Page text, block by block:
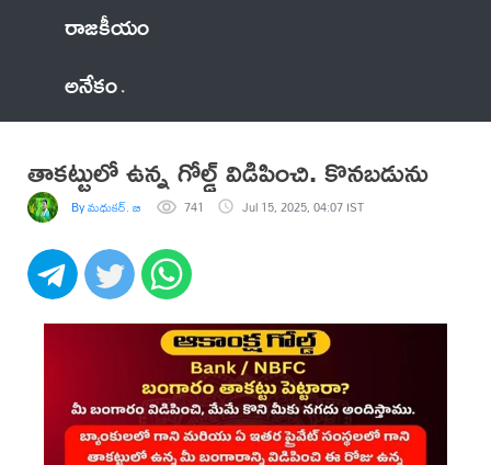
రాజకీయం
అనేకం
తాకట్టులో ఉన్న గోల్డ్ విడిపించి. కొనబడును
By మధుకర్. బి 741 Jul 15, 2025, 04:07 IST